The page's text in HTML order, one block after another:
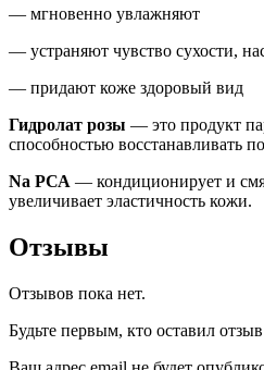
— мгновенно увлажняют
— устраняют чувство сухости,
— придают коже здоровый вид
Гидролат розы — это продукт
способностью восстанавливать
Na РСА — кондиционирует и
увеличивает эластичность кожи.
Отзывы
Отзывов пока нет.
Будьте первым, кто оставил